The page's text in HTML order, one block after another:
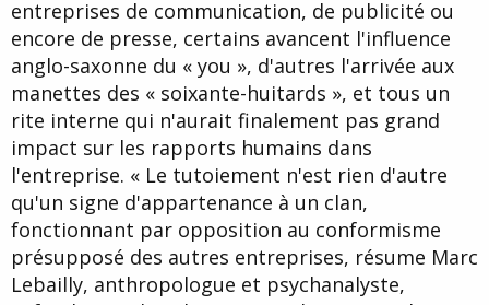
entreprises de communication, de publicité ou
encore de presse, certains avancent l'influence
anglo-saxonne du « you », d'autres l'arrivée aux
manettes des « soixante-huitards », et tous un
rite interne qui n'aurait finalement pas grand
impact sur les rapports humains dans
l'entreprise. « Le tutoiement n'est rien d'autre
qu'un signe d'appartenance à un clan,
fonctionnant par opposition au conformisme
présupposé des autres entreprises, résume Marc
Lebailly, anthropologue et psychanalyste,